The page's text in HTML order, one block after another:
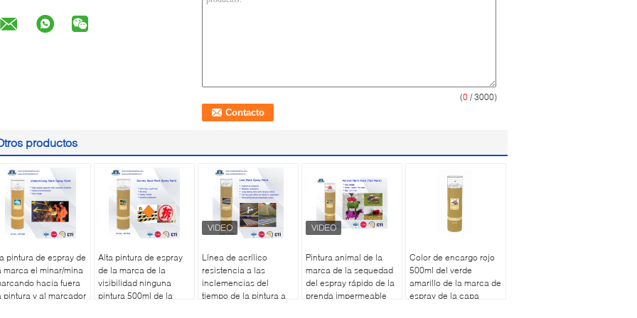
(0 / 3000)
productos
pintura de espray de
marca el minar/mina
hacia fuera
pintura y al marcador
Alta pintura de espray
de la marca de la
visibilidad ninguna
pintura 500ml de la
Línea de acrílico
resistencia a las
inclemencias del
tiempo de la pintura a
Pintura animal de la
marca de la sequedad
del espray rápido de la
prenda impermeable
Color de encargo rojo
500ml del verde
amarillo de la marca de
espray de la capa